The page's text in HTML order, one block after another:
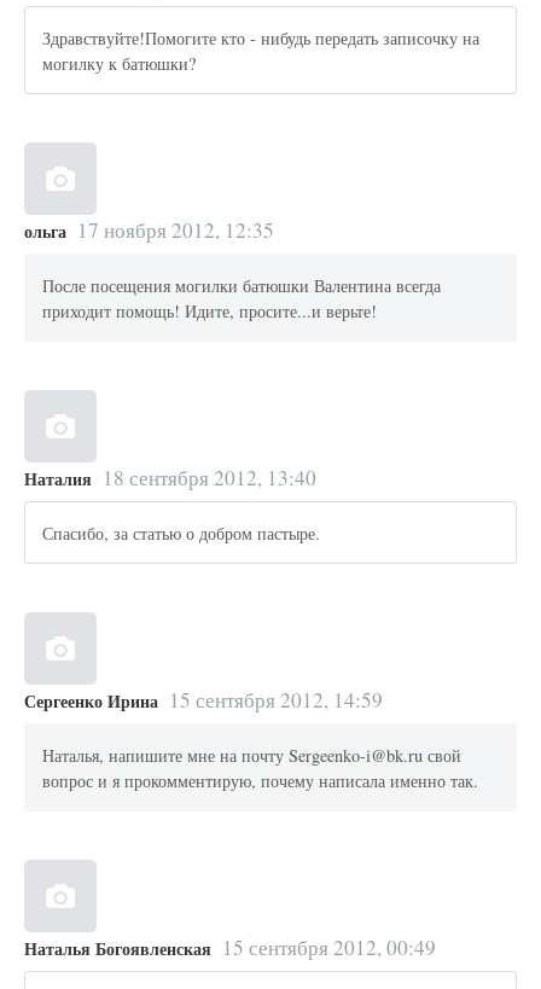
Здравствуйте!Помогите кто - нибудь передать записочку на
могилку к батюшки?
ольга 17 ноября 2012, 12:35
После посещения могилки батюшки Валентина всегда
приходит помощь! Идите, просите...и верьте!
Наталия 18 сентября 2012, 13:40
Спасибо, за статью о добром пастыре.
Сергеенко Ирина 15 сентября 2012, 14:59
Наталья, напишите мне на почту Sergeenko-i@bk.ru свой
вопрос и я прокомментирую, почему написала именно так.
Наталья Богоявленская 15 сентября 2012, 00:49